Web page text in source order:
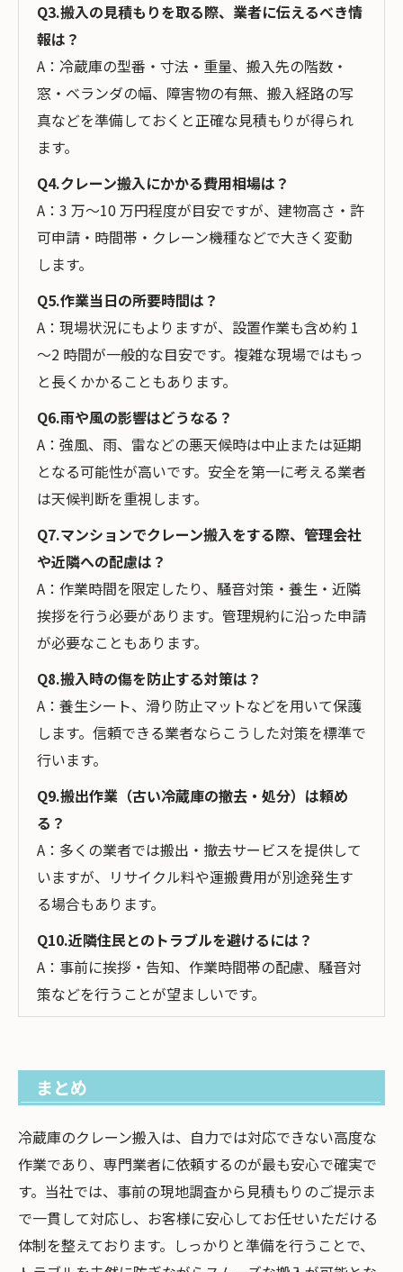
Q3.搬入の見積もりを取る際、業者に伝えるべき情
報は？
A：冷蔵庫の型番・寸法・重量、搬入先の階数・
窓・ベランダの幅、障害物の有無、搬入経路の写
真などを準備しておくと正確な見積もりが得られ
ます。
Q4.クレーン搬入にかかる費用相場は？
A：3 万〜10 万円程度が目安ですが、建物高さ・許
可申請・時間帯・クレーン機種などで大きく変動
します。
Q5.作業当日の所要時間は？
A：現場状況にもよりますが、設置作業も含め約 1
～2 時間が一般的な目安です。複雑な現場ではもっ
と長くかかることもあります。
Q6.雨や風の影響はどうなる？
A：強風、雨、雷などの悪天候時は中止または延期
となる可能性が高いです。安全を第一に考える業者
は天候判断を重視します。
Q7.マンションでクレーン搬入をする際、管理会社
や近隣への配慮は？
A：作業時間を限定したり、騒音対策・養生・近隣
挨拶を行う必要があります。管理規約に沿った申請
が必要なこともあります。
Q8.搬入時の傷を防止する対策は？
A：養生シート、滑り防止マットなどを用いて保護
します。信頼できる業者ならこうした対策を標準で
行います。
Q9.搬出作業（古い冷蔵庫の撤去・処分）は頼め
る？
A：多くの業者では搬出・撤去サービスを提供して
いますが、リサイクル料や運搬費用が別途発生す
る場合もあります。
Q10.近隣住民とのトラブルを避けるには？
A：事前に挨拶・告知、作業時間帯の配慮、騒音対
策などを行うことが望ましいです。
まとめ
冷蔵庫のクレーン搬入は、自力では対応できない高度な
作業であり、専門業者に依頼するのが最も安心で確実で
す。当社では、事前の現地調査から見積もりのご提示ま
で一貫して対応し、お客様に安心してお任せいただける
体制を整えております。しっかりと準備を行うことで、